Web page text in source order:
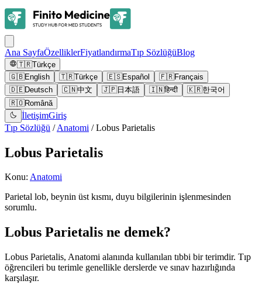
Ana SayfaÖzelliklerFiyatlandırmaTıp SözlüğüBlog
🇹🇷Türkçe
🇬🇧English 🇹🇷Türkçe 🇪🇸Español 🇫🇷Français
🇩🇪Deutsch 🇨🇳中文 🇯🇵日本語 🇮🇳हिन्दी 🇰🇷한국어
🇷🇴Română
İletişimGiriş
Tıp Sözlüğü / Anatomi /Lobus Parietalis
Lobus Parietalis
Konu: Anatomi
Parietal lob, beynin üst kısmı, duyu bilgilerinin işlenmesinden
sorumlu.
Lobus Parietalis ne demek?
Lobus Parietalis, Anatomi alanında kullanılan tıbbi bir terimdir. Tıp
öğrencileri bu terimle genellikle derslerde ve sınav hazırlığında
karşılaşır.